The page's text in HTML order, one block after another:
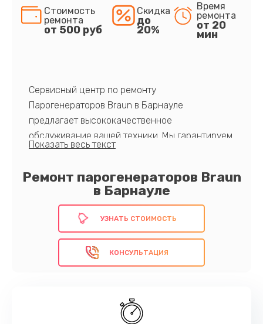
Ремонт парогенераторов Braun
в Барнауле
Стоимость
ремонта
от 500 руб
Скидка
до
20%
Время
ремонта
от 20
мин
Cервисный центр по ремонту
Парогенераторов Braun в Барнауле
предлагает высококачественное
обслуживание вашей техники. Мы гарантируем
быстрый и надежный ремонт, оригинальные
каждому клиенту. Доверьте нам заботу о
вашем устройстве и наслаждайтесь его
бесперебойной работой.
Выберите качество и надежность! Обратитесь
УЗНАТЬ СТОИМОСТЬ
КОНСУЛЬТАЦИЯ